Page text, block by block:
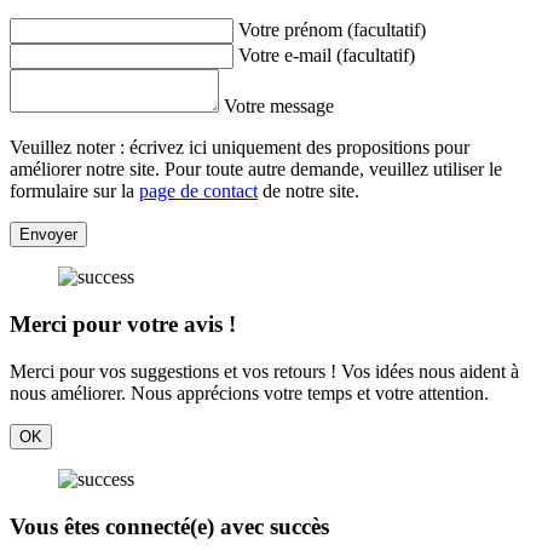
Votre prénom (facultatif)
Votre e-mail (facultatif)
Votre message
Veuillez noter : écrivez ici uniquement des propositions pour
améliorer notre site. Pour toute autre demande, veuillez utiliser le
formulaire sur la page de contactde notre site.
Envoyer
Merci pour votre avis !
Merci pour vos suggestions et vos retours ! Vos idées nous aident à
nous améliorer. Nous apprécions votre temps et votre attention.
OK
Vous êtes connecté(e) avec succès